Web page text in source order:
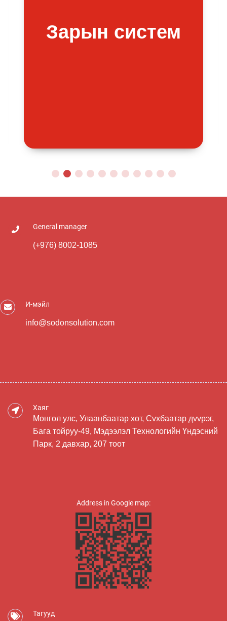
Зарын систем
General manager
(+976) 8002-1085
И-мэйл
info@sodonsolution.com
Хаяг
Монгол улс, Улаанбаатар хот, Сvхбаатар дvvрэг,
Бага тойруу-49, Мэдээлэл Технологийн Үндэсний
Парк, 2 давхар, 207 тоот
Address in Google map:
Тагууд